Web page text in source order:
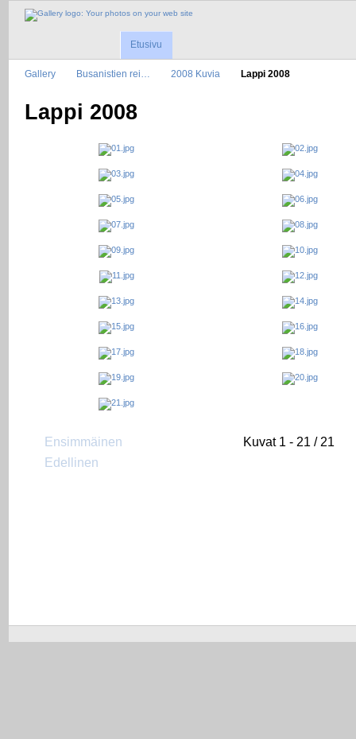
Etusivu
Gallery Busanistien rei… 2008 Kuvia Lappi 2008
Lappi 2008
Ensimmäinen
Edellinen
Kuvat 1 - 21 / 21